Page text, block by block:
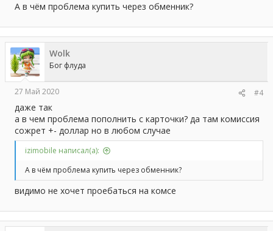
А в чём проблема купить через обменник?
Wolk
Бог флуда
27 Май 2020 #4
даже так
а в чем проблема пополнить с карточки? да там комиссия
сожрет +- доллар но в любом случае
izimobile написал(а):
А в чём проблема купить через обменник?
видимо не хочет проебаться на комсе